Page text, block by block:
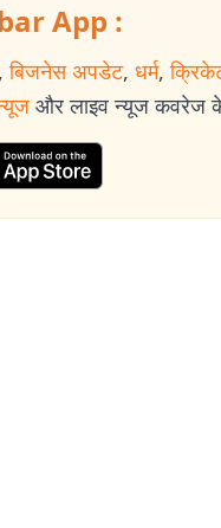
App :
बिजनेस अपडेट, धर्म,
और लाइव न्यूज कवरेज